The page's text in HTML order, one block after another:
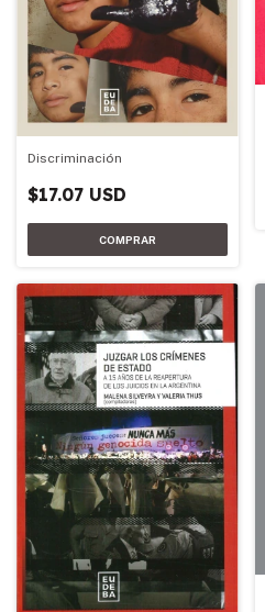
Discriminación
$17.07 USD